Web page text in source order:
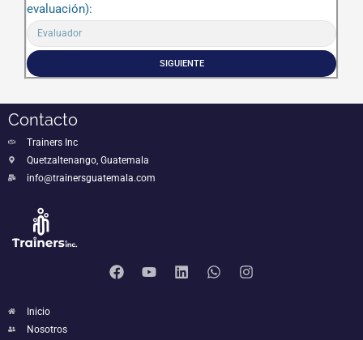
evaluación):
SIGUIENTE
Contacto
Trainers Inc
Quetzaltenango, Guatemala
info@trainersguatemala.com
Inicio
Nosotros